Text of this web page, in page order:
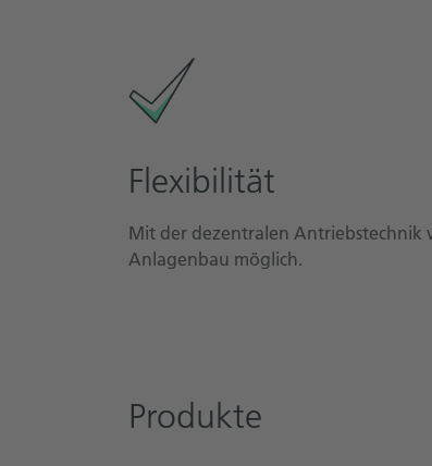
Flexibilität
Mit der dezentralen Antriebstechnik
Anlagenbau möglich.
Produkte